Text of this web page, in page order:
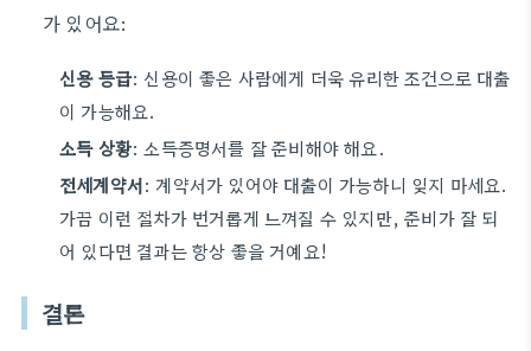
가 있어요:
신용 등급: 신용이 좋은 사람에게 더욱 유리한 조건으로 대출
이 가능해요.
소득 상황: 소득증명서를 잘 준비해야 해요.
전세계약서: 계약서가 있어야 대출이 가능하니 잊지 마세요.
가끔 이런 절차가 번거롭게 느껴질 수 있지만, 준비가 잘 되
어 있다면 결과는 항상 좋을 거예요!
결론